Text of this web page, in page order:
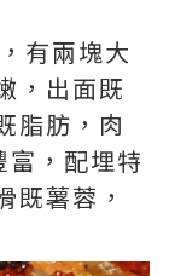
有兩塊大
，出面既
脂肪，肉
，配埋特
既薯蓉，